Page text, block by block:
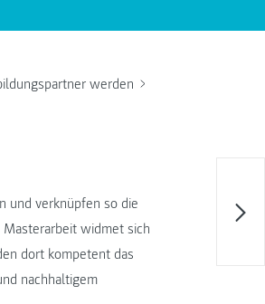
werden
und verknüpfen so die
widmet sich
dort kompetent das
nachhaltigem